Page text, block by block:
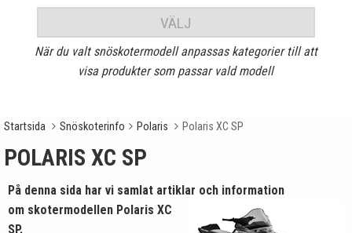
VÄLJ
När du valt snöskotermodell anpassas kategorier till att
visa produkter som passar vald modell
Startsida Snöskoterinfo Polaris Polaris XC SP
POLARIS XC SP
På denna sida har vi samlat artiklar och information
om skotermodellen Polaris XC
SP.